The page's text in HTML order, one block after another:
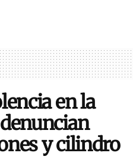
en la
y cilindro